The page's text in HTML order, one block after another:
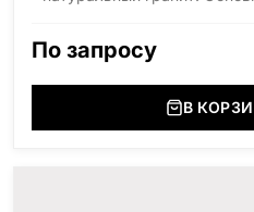
(Украина, Житомерская
(Украина, Житомерская
(Россия, Карелия),
По запросу
В